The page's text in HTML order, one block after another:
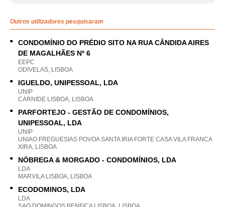
Outros utilizadores pesquisaram
CONDOMÍNIO DO PRÉDIO SITO NA RUA CÂNDIDA AIRES
DE MAGALHÃES Nº 6
EEPC
ODIVELAS, LISBOA
IGUELDO, UNIPESSOAL, LDA
UNIP
CARNIDE LISBOA, LISBOA
PARFORTEJO - GESTÃO DE CONDOMÍNIOS,
UNIPESSOAL, LDA
UNIP
UNIAO FREGUESIAS POVOA SANTA IRIA FORTE CASA VILA FRANCA
XIRA, LISBOA
NÓBREGA & MORGADO - CONDOMÍNIOS, LDA
LDA
MARVILA LISBOA, LISBOA
ECODOMINOS, LDA
LDA